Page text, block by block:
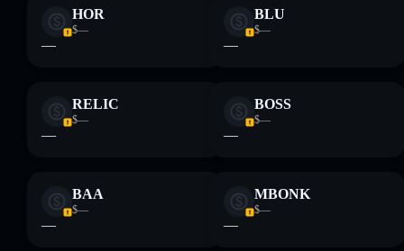
HOR
$—
—
BLU
$—
—
RELIC
$—
—
BOSS
$—
—
BAA
$—
—
MBONK
$—
—